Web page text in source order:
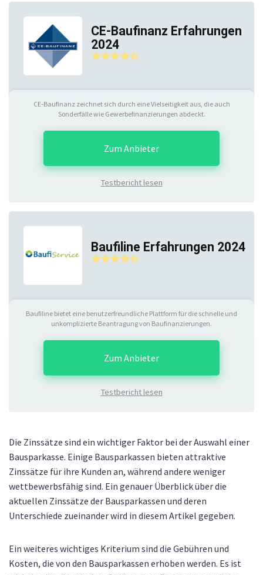
CE-Baufinanz Erfahrungen
2024
CE-Baufinanz zeichnet sich durch eine Vielseitigkeit aus, die auch
Sonderfälle wie Gewerbefinanzierungen abdeckt.
Testbericht lesen
Zum Anbieter
Baufiline Erfahrungen 2024
Baufiline bietet eine benutzerfreundliche Plattform für die schnelle und
unkomplizierte Beantragung von Baufinanzierungen.
Testbericht lesen
Zum Anbieter
Die Zinssätze sind ein wichtiger Faktor bei der Auswahl einer
Bausparkasse. Einige Bausparkassen bieten attraktive
Zinssätze für ihre Kunden an, während andere weniger
wettbewerbsfähig sind. Ein genauer Überblick über die
aktuellen Zinssätze der Bausparkassen und deren
Unterschiede zueinander wird in diesem Artikel gegeben.
Ein weiteres wichtiges Kriterium sind die Gebühren und
Kosten, die von den Bausparkassen erhoben werden. Es ist